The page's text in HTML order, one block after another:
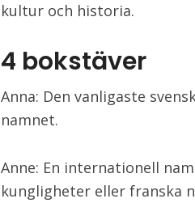
kultur och historia.
4 bokstäver
Anna: Den vanligaste
namnet.
Anne: En internationell
kungligheter eller franska